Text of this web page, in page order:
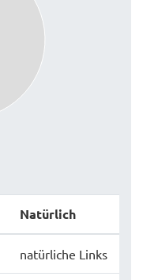
Natürlich
natürliche Links